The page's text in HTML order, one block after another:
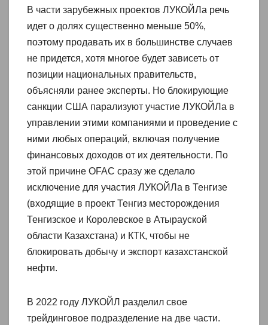
В части зарубежных проектов ЛУКОЙЛа речь
идет о долях существенно меньше 50%,
поэтому продавать их в большинстве случаев
не придется, хотя многое будет зависеть от
позиции национальных правительств,
объясняли ранее эксперты. Но блокирующие
санкции США парализуют участие ЛУКОЙЛа в
управлении этими компаниями и проведение с
ними любых операций, включая получение
финансовых доходов от их деятельности. По
этой причине OFAC сразу же сделало
исключение для участия ЛУКОЙЛа в Тенгизе
(входящие в проект Тенгиз месторождения
Тенгизское и Королевское в Атырауской
области Казахстана) и КТК, чтобы не
блокировать добычу и экспорт казахстанской
нефти.
В 2022 году ЛУКОЙЛ разделил свое
трейдинговое подразделение на две части.